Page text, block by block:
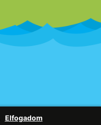
Elfogadom